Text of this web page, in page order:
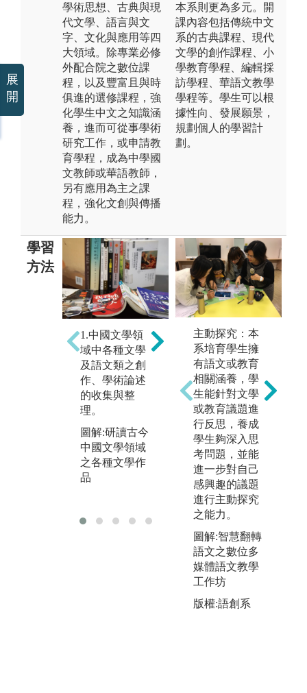
學術思想、古典與現
代文學、語言與文
字、文化與應用等四
大領域。除專業必修
外配合院之數位課
程，以及豐富且與時
俱進的選修課程，強
化學生中文之知識涵
養，進而可從事學術
研究工作，或申請教
育學程，成為中學國
文教師或華語教師，
另有應用為主之課
程，強化文創與傳播
能力。
本系則更為多元。開
課內容包括傳統中文
系的古典課程、現代
文學的創作課程、小
學教育學程、編輯採
訪學程、華語文教學
學程等。學生可以根
據性向、發展願景，
規劃個人的學習計
劃。
學習
方法
1.中國文學領
域中各種文學
及語文類之創
作、學術論述
的收集與整
理。
圖解:研讀古今
中國文學領域
之各種文學作
品
2.中國文學領
域中各種文學
及語文類之創
作、學術論述
的閱讀與賞
析。
圖解:培養古今
文學作品閱讀
與賞析的能力
主動探究：本
系培育學生擁
有語文或教育
相關涵養，學
生能針對文學
或教育議題進
行反思，養成
學生夠深入思
考問題，並能
進一步對自己
感興趣的議題
進行主動探究
之能力。
圖解:智慧翻轉
語文之數位多
媒體語文教學
工作坊
版權:語創系
展
開